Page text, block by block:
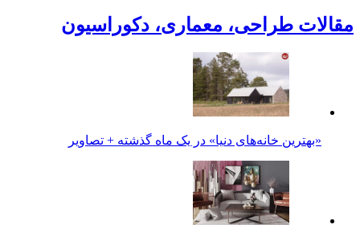
مقالات طراحی، معماری، دکوراسیون
«بهترین خانه‌های دنیا» در یک ماه گذشته + تصاویر